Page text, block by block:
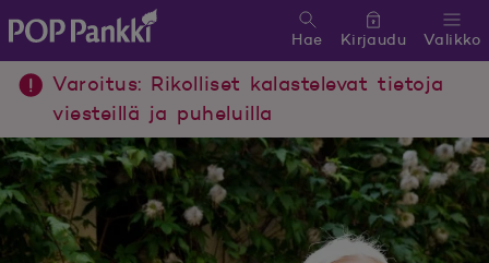
POP Pankki, etusivulle
Valikko
Hae Kirjaudu
Varoitus: Rikolliset kalastelevat tietoja
viesteillä ja puheluilla